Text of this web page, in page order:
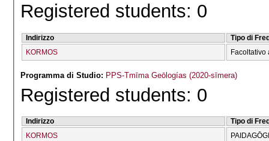
Registered students: 0
Indirizzo
Tipo di
KORMOS
Facoltativo
Programma di Studio: PPS-Tmīma Geōlogías (2020-sīmera)
Registered students: 0
Indirizzo
Tipo di
KORMOS